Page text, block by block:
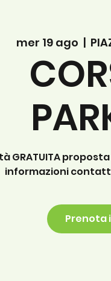
mer 19 ago
GRATUITA proposta
informazioni
Prenota